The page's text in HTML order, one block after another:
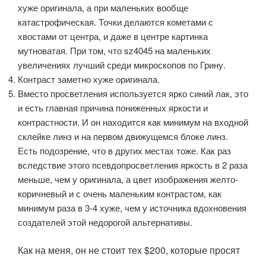
хуже оригинала, а при маленьких вообще
катастрофическая. Точки делаются кометами с
хвостами от центра, и даже в центре картинка
мутноватая. При том, что sz4045 на маленьких
увеличениях лучший среди микроскопов по Грину.
Контраст заметно хуже оригинала.
Вместо просветления используется ярко синий лак, это
и есть главная причина пониженных яркости и
контрастности. И он находится как минимум на входной
склейке линз и на первом движущемся блоке линз.
Есть подозрение, что в других местах тоже. Как раз
вследствие этого псевдопросветления яркость в 2 раза
меньше, чем у оригинала, а цвет изображения желто-
коричневый и с очень маленьким контрастом, как
минимум раза в 3-4 хуже, чем у источника вдохновения
создателей этой недорогой альтернативы.
Как на меня, он не стоит тех $200, которые просят